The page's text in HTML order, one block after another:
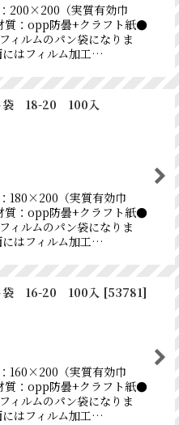
200×200（実質有効巾
：opp防曇+クラフト紙●
ィルムのパン袋になりま
はフィルム加工…
袋 18-20 100入
180×200（実質有効巾
：opp防曇+クラフト紙●
ィルムのパン袋になりま
はフィルム加工…
袋 16-20 100入 [53781]
160×200（実質有効巾
：opp防曇+クラフト紙●
ィルムのパン袋になりま
はフィルム加工…